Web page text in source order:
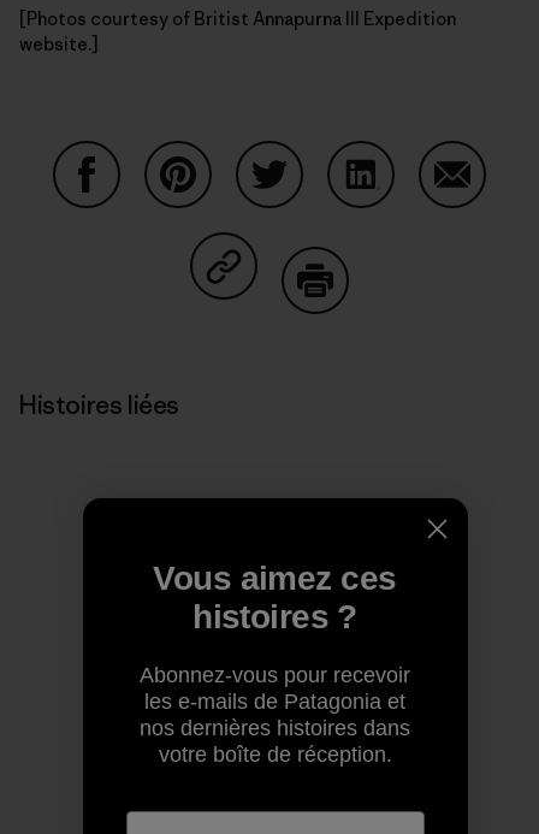
[Photos courtesy of Britist Annapurna III Expedition
website.]
Partager sur Copy Link
Histoires liées
Vous aimez ces
histoires ?
Abonnez-vous pour recevoir
les e-mails de Patagonia et
nos dernières histoires dans
votre boîte de réception.